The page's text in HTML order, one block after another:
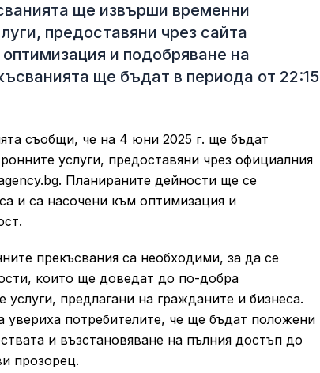
ще извърши временни
предоставяни чрез сайта
и подобряване на
ще бъдат в периода от 22:15
съобщи, че на 4 юни 2025 г. ще бъдат
услуги, предоставяни чрез официалния
Планираните дейности ще се
и са насочени към оптимизация и
прекъсвания са необходими, за да се
които ще доведат до по-добра
предлагани на гражданите и бизнеса.
увериха потребителите, че ще бъдат положени
и възстановяване на пълния достъп до
прозорец.